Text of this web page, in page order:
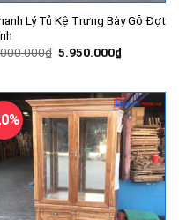
Lý Tủ Kệ Trưng Bày Gỗ Đợt
₫ Giá
5.950.000₫Giá
hiện